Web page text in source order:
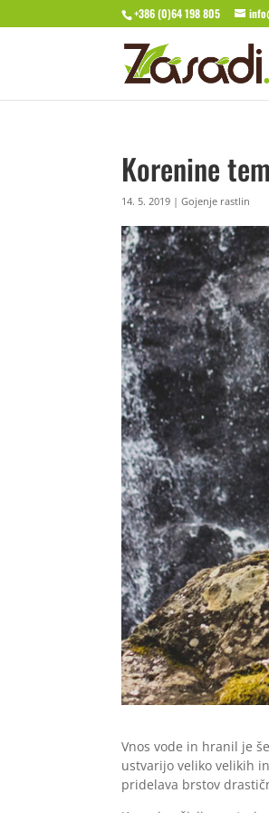
+386 (0)64 198 805
Korenine
14. 5. 2019 |Gojenje rastlin
Vnos vode in hranil je
ustvarijo veliko velikih
pridelava brstov